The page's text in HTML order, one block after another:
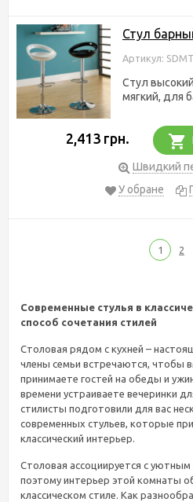
Стул
Артикул:
Стул
мягкий, для
2,413 грн.
Швидкий
У обране
1 2
Современные стулья в
способ сочетания стилей
Столовая рядом с кухней –
члены семьи встречаются, чтобы
принимаете гостей на обеды и
времени устраиваете вечеринки
стилисты подготовили для вас
современных стульев, которые
классический интерьер.
Столовая ассоциируется с
поэтому интерьер этой комнаты
классическом стиле. Как